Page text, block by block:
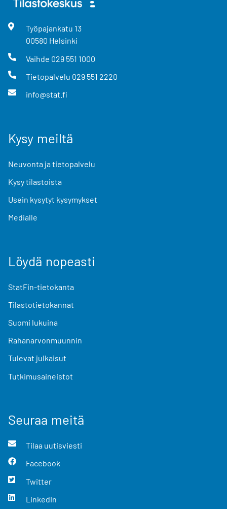
Työpajankatu 13
00580 Helsinki
Vaihde 029 551 1000
Tietopalvelu 029 551 2220
info@stat.fi
Kysy meiltä
Neuvonta ja tietopalvelu
Kysy tilastoista
Usein kysytyt kysymykset
Medialle
Löydä nopeasti
StatFin-tietokanta
Tilastotietokannat
Suomi lukuina
Rahanarvonmuunnin
Tulevat julkaisut
Tutkimusaineistot
Seuraa meitä
Tilaa uutisviesti
Facebook
Twitter
LinkedIn